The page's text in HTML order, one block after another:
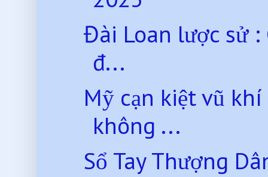
Đài Loan lược sử :
đ...
Mỹ cạn kiệt vũ
không ...
Sổ Tay Thượng